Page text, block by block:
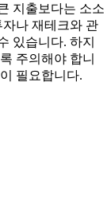
지출보다는 소소
나 재테크와 관
있습니다. 하지
주의해야 합니
필요합니다.